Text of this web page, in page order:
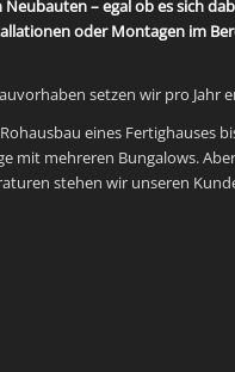
– egal ob es sich
oder Montagen im
setzen wir pro Jahr
eines Fertighauses
mit mehreren Bungalows.
stehen wir unseren